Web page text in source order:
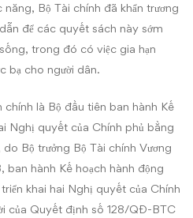
Bộ Tài chính đã khẩn trương
để các quyết sách này sớm
trong đó có việc gia hạn
bạ cho người dân.
là Bộ đầu tiên ban hành Kế
Nghị quyết của Chính phủ bằng
Bộ trưởng Bộ Tài chính Vương
ban hành Kế hoạch hành động
khai hai Nghị quyết của Chính
của Quyết định số 128/QĐ-BTC